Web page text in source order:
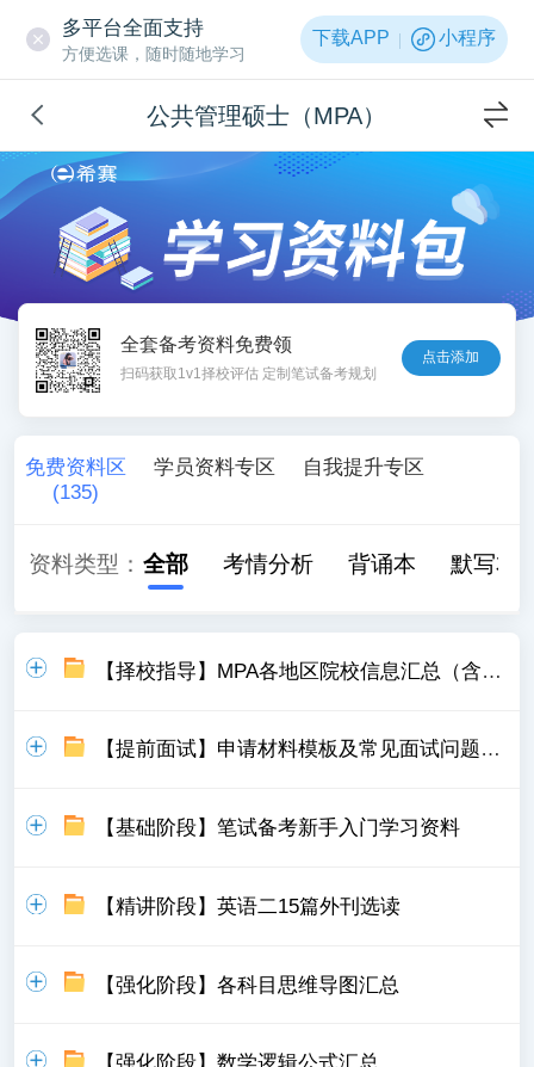
多平台全面支持
方便选课，随时随地学习
下载APP 小程序
公共管理硕士（MPA）
全套备考资料免费领
扫码获取1v1择校评估 定制笔试备考规划
点击添加
免费资料区
(135)
学员资料专区 自我提升专区
资料类型： 全部 考情分析 背诵本 默写本
【择校指导】MPA各地区院校信息汇总（含学制、学费）
【提前面试】申请材料模板及常见面试问题汇总
【基础阶段】笔试备考新手入门学习资料
【精讲阶段】英语二15篇外刊选读
【强化阶段】各科目思维导图汇总